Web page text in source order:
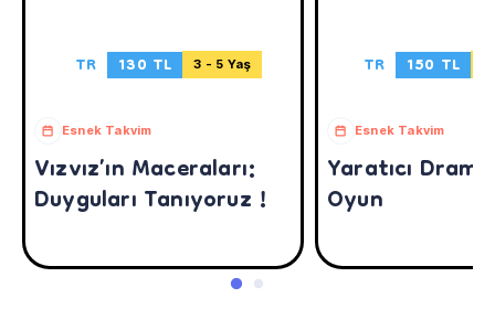
TR 130 TL 3 - 5 Yaş
Esnek Takvim
Vızvız’ın Maceraları:
Duyguları Tanıyoruz !
TR 150 TL
Esnek Takvim
Yaratıcı
Oyun